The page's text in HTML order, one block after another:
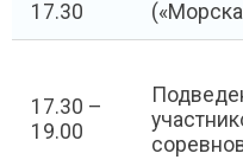
17.30
17.30 –
19.00